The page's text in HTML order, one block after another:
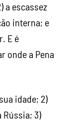
a escassez
interna; e
E é
onde a Pena
idade; 2)
3)